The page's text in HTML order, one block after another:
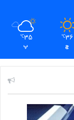
36
℃
چ
35
℃
پ